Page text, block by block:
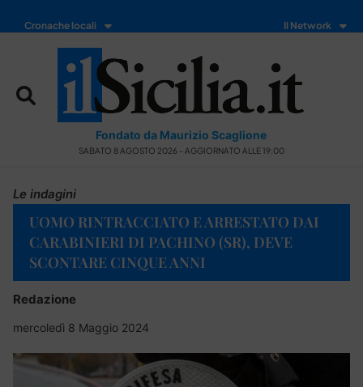
Cronache locali Il Network
Fondato da Maurizio Scaglione
SABATO 8 AGOSTO 2026 - AGGIORNATO ALLE 19:00
Le indagini
UOMO RINTRACCIATO E ARRESTATO DAI
CARABINIERI DI PACHINO (SR), DEVE
SCONTARE CINQUE ANNI
Redazione
mercoledì 8 Maggio 2024